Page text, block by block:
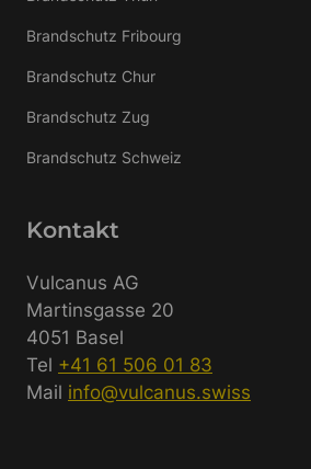
Brandschutz Fribourg
Brandschutz Chur
Brandschutz Zug
Brandschutz Schweiz
Kontakt
Vulcanus AG
Martinsgasse 20
4051 Basel
Tel +41 61 506 01 83
Mail info@vulcanus.swiss